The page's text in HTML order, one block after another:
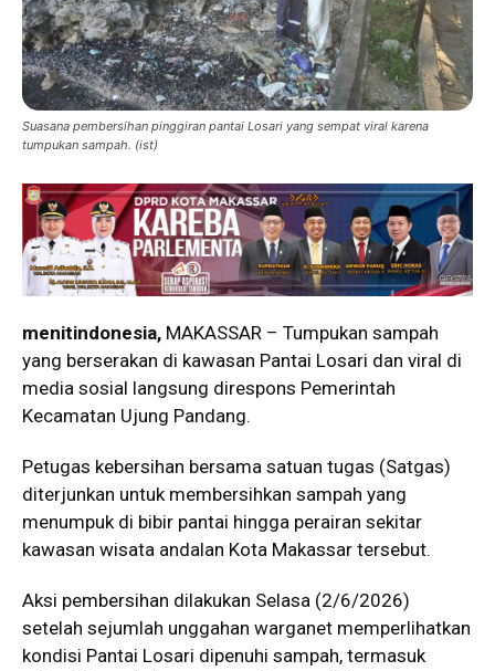
Suasana pembersihan pinggiran pantai Losari yang sempat viral karena
tumpukan sampah. (ist)
menitindonesia, MAKASSAR – Tumpukan sampah
yang berserakan di kawasan Pantai Losari dan viral di
media sosial langsung direspons Pemerintah
Kecamatan Ujung Pandang.
Petugas kebersihan bersama satuan tugas (Satgas)
diterjunkan untuk membersihkan sampah yang
menumpuk di bibir pantai hingga perairan sekitar
kawasan wisata andalan Kota Makassar tersebut.
Aksi pembersihan dilakukan Selasa (2/6/2026)
setelah sejumlah unggahan warganet memperlihatkan
kondisi Pantai Losari dipenuhi sampah, termasuk